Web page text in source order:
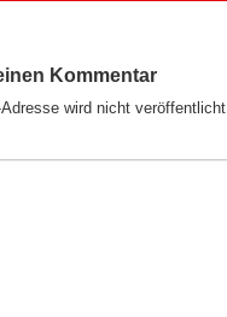
Kommentar
wird nicht veröffentlicht.